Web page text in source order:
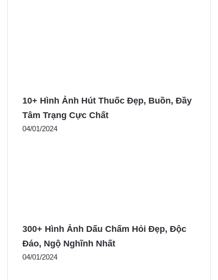
10+ Hình Ảnh Hút Thuốc Đẹp, Buồn, Đầy
Tâm Trạng Cực Chất
04/01/2024
300+ Hình Ảnh Dấu Chấm Hỏi Đẹp, Độc
Đáo, Ngộ Nghĩnh Nhất
04/01/2024